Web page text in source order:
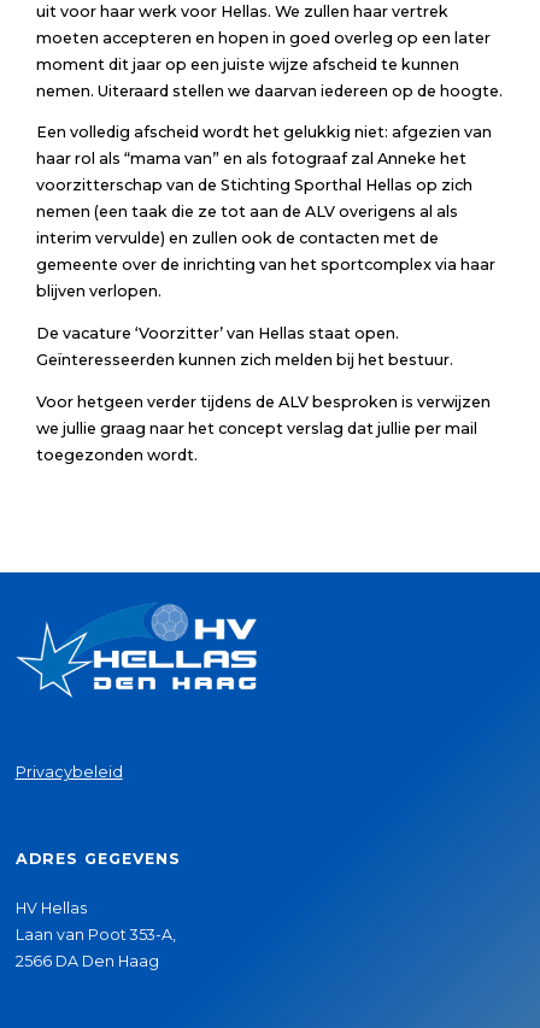
uit voor haar werk voor Hellas. We zullen haar vertrek
moeten accepteren en hopen in goed overleg op een later
moment dit jaar op een juiste wijze afscheid te kunnen
nemen. Uiteraard stellen we daarvan iedereen op de hoogte.
Een volledig afscheid wordt het gelukkig niet: afgezien van
haar rol als “mama van” en als fotograaf zal Anneke het
voorzitterschap van de Stichting Sporthal Hellas op zich
nemen (een taak die ze tot aan de ALV overigens al als
interim vervulde) en zullen ook de contacten met de
gemeente over de inrichting van het sportcomplex via haar
blijven verlopen.
De vacature ‘Voorzitter’ van Hellas staat open.
Geïnteresseerden kunnen zich melden bij het bestuur.
Voor hetgeen verder tijdens de ALV besproken is verwijzen
we jullie graag naar het concept verslag dat jullie per mail
toegezonden wordt.
Privacybeleid
ADRES GEGEVENS
HV Hellas
Laan van Poot 353-A,
2566 DA Den Haag